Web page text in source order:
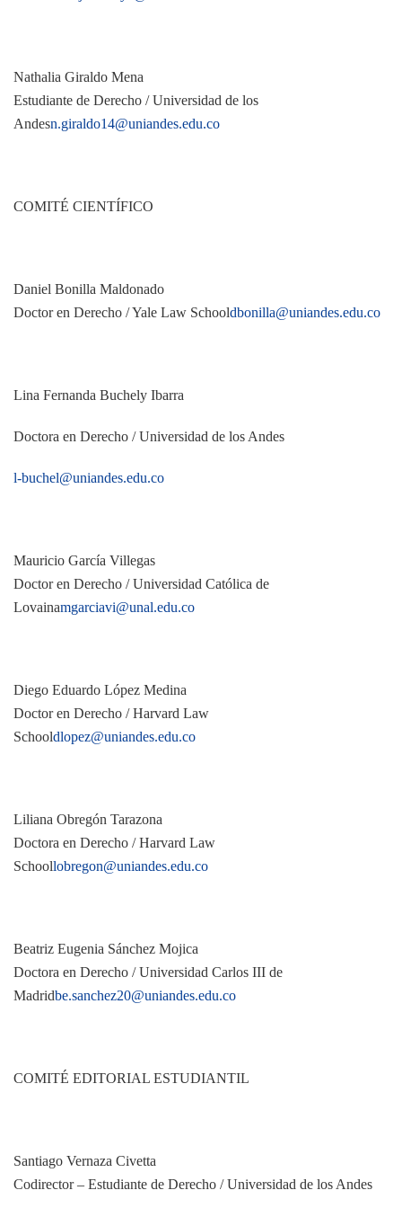
Nathalia Giraldo Mena
Estudiante de Derecho / Universidad de los
Andesn.giraldo14@uniandes.edu.co
COMITÉ CIENTÍFICO
Daniel Bonilla Maldonado
Doctor en Derecho / Yale Law Schooldbonilla@uniandes.edu.co
Lina Fernanda Buchely Ibarra
Doctora en Derecho / Universidad de los Andes
l-buchel@uniandes.edu.co
Mauricio García Villegas
Doctor en Derecho / Universidad Católica de
Lovainamgarciavi@unal.edu.co
Diego Eduardo López Medina
Doctor en Derecho / Harvard Law
Schooldlopez@uniandes.edu.co
Liliana Obregón Tarazona
Doctora en Derecho / Harvard Law
Schoollobregon@uniandes.edu.co
Beatriz Eugenia Sánchez Mojica
Doctora en Derecho / Universidad Carlos III de
Madridbe.sanchez20@uniandes.edu.co
COMITÉ EDITORIAL ESTUDIANTIL
Santiago Vernaza Civetta
Codirector – Estudiante de Derecho / Universidad de los Andes